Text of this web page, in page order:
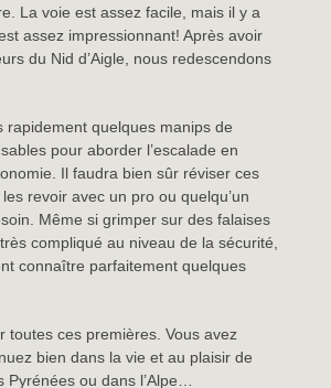
La voie est assez facile, mais il y a
assez impressionnant! Après avoir
du Nid d’Aigle, nous redescendons
rapidement quelques manips de
pour aborder l’escalade en
Il faudra bien sûr réviser ces
revoir avec un pro ou quelqu’un
Même si grimper sur des falaises
compliqué au niveau de la sécurité,
connaître parfaitement quelques
toutes ces premières. Vous avez
bien dans la vie et au plaisir de
Pyrénées ou dans l’Alpe…